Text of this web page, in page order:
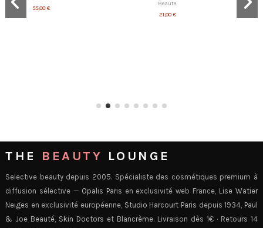
55,00 €
THE BEAUTY LOUNGE
Selective beauty depuis 2005. Spécialiste des cosmétiques premium à
diffusion sélective — Opalis Paris en exclusivité web France, Lise Watier
Neiges en exclusivité européenne, Studio Harcourt Paris depuis 1934, Paul
& Joe Beauté, Skin Doctors et Blancrème. Livraison dès 1€ · Retours 14